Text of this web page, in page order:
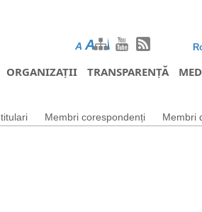
A AA
ORGANIZAȚII TRANSPARENȚĂ
Membri corespondenți Membri